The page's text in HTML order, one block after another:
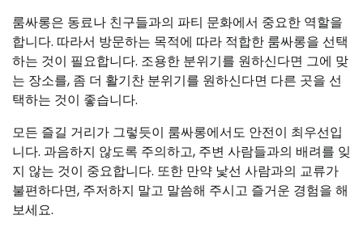
룸싸롱은 동료나 친구들과의 파티 문화에서 중요한 역할을
합니다. 따라서 방문하는 목적에 따라 적합한 룸싸롱을 선택
하는 것이 필요합니다. 조용한 분위기를 원하신다면 그에 맞
는 장소를, 좀 더 활기찬 분위기를 원하신다면 다른 곳을 선
택하는 것이 좋습니다.
모든 즐길 거리가 그렇듯이 룸싸롱에서도 안전이 최우선입
니다. 과음하지 않도록 주의하고, 주변 사람들과의 배려를 잊
지 않는 것이 중요합니다. 또한 만약 낯선 사람과의 교류가
불편하다면, 주저하지 말고 말씀해 주시고 즐거운 경험을 해
보세요.